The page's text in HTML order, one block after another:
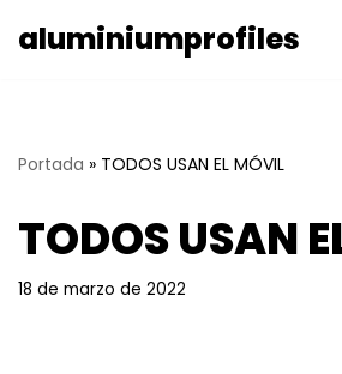
aluminiumprofiles
Portada » TODOS USAN EL MÓVIL
TODOS USAN
18 de marzo de 2022